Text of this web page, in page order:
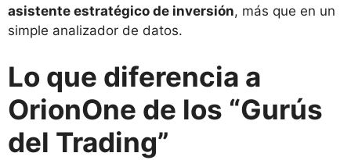
asistente estratégico de inversión, más que en un
simple analizador de datos.
Lo que diferencia a
OrionOne de los “Gurús
del Trading”